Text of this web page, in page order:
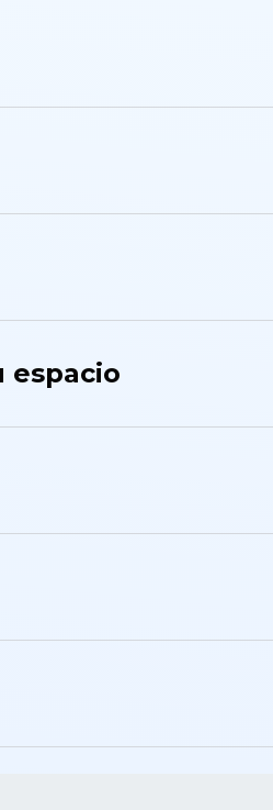
espacio